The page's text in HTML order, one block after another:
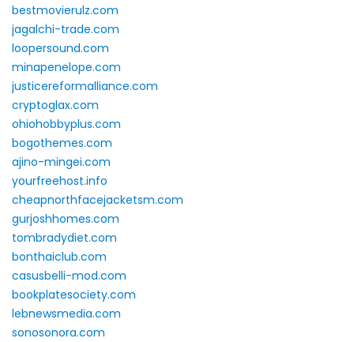
bestmovierulz.com
jagalchi-trade.com
loopersound.com
minapenelope.com
justicereformalliance.com
cryptoglax.com
ohiohobbyplus.com
bogothemes.com
ajino-mingei.com
yourfreehost.info
cheapnorthfacejacketsm.com
gurjoshhomes.com
tombradydiet.com
bonthaiclub.com
casusbelli-mod.com
bookplatesociety.com
lebnewsmedia.com
sonosonora.com